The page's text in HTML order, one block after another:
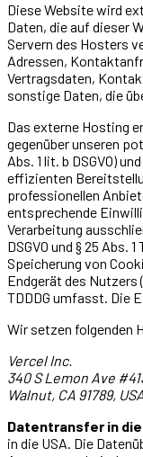
Diese Website wird
Daten, die auf dieser
Servern des Hosters
Adressen,
Vertragsdaten,
sonstige Daten, die
Das externe Hosting
gegenüber unseren
Abs. 1 lit. b DSGVO)
effizienten
professionellen
entsprechende
Verarbeitung
DSGVO und § 25 Abs.
Speicherung von
Endgerät des Nutzers
TDDDG umfasst. Die
Wir setzen folgenden
Vercel Inc.
340 S Lemon Ave
Walnut, CA 91789, USA
Datentransfer in die
in die USA. Die